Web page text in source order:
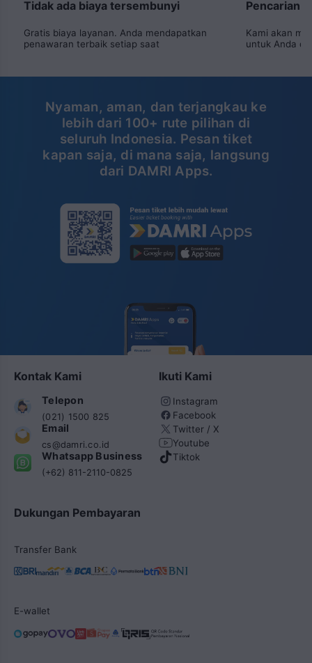
Tidak ada biaya tersembunyi
Gratis biaya layanan. Anda mendapatkan
penawaran terbaik setiap saat
Pencarian
Kami akan
untuk Anda
Nyaman, aman, dan terjangkau ke
lebih dari 100+ rute pilihan di
seluruh Indonesia. Pesan tiket
kapan saja, di mana saja, langsung
dari DAMRI Apps.
Kontak Kami
Telepon
(021) 1500 825
Email
cs@damri.co.id
Whatsapp Business
(+62) 811-2110-0825
Ikuti Kami
Instagram
Facebook
Twitter / X
Youtube
Tiktok
Dukungan Pembayaran
Transfer Bank
E-wallet